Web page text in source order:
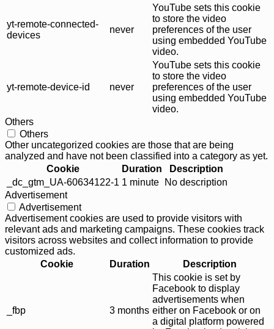
yt-remote-connected-
devices
never
YouTube sets this cookie
to store the video
preferences of the user
using embedded YouTube
video.
yt-remote-device-id never
YouTube sets this cookie
to store the video
preferences of the user
using embedded YouTube
video.
Others
Others
Other uncategorized cookies are those that are being
analyzed and have not been classified into a category as yet.
Cookie
Duration
Description
_dc_gtm_UA-60634122-1 1 minute
No description
Advertisement
Advertisement
Advertisement cookies are used to provide visitors with
relevant ads and marketing campaigns. These cookies track
visitors across websites and collect information to provide
customized ads.
Cookie
Duration Description
_fbp 3 months
This cookie is set by
Facebook to display
advertisements when
either on Facebook or on
a digital platform powered